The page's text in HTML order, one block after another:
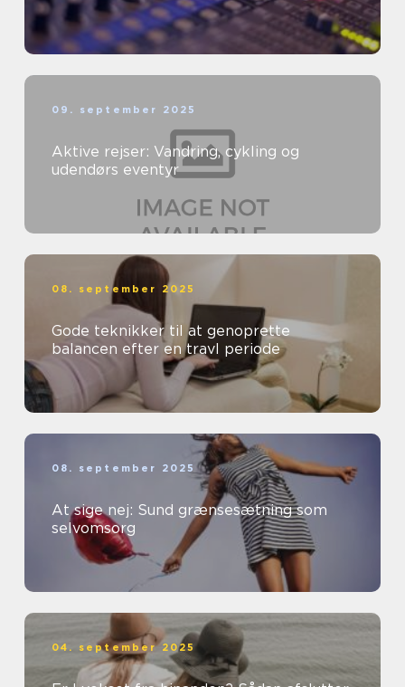
09. september 2025
Aktive rejser: Vandring, cykling og
udendørs eventyr
08. september 2025
Gode teknikker til at genoprette
balancen efter en travl periode
08. september 2025
At sige nej: Sund grænsesætning som
selvomsorg
04. september 2025